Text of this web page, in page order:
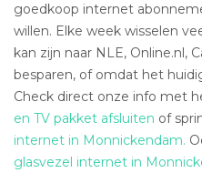
goedkoop internet
willen. Elke week wisselen
kan zijn naar NLE, Online.nl,
besparen, of omdat het
Check direct onze info met
en TV pakket afsluiten of
internet in Monnickendam.
glasvezel internet in